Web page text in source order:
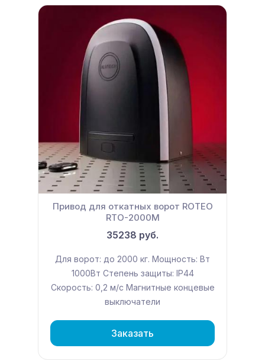
Привод для откатных ворот ROTEO
RTО-2000M
35238 руб.
Для ворот: до 2000 кг. Мощность: Вт
1000Вт Степень защиты: IP44
Скорость: 0,2 м/с Магнитные концевые
выключатели
Заказать